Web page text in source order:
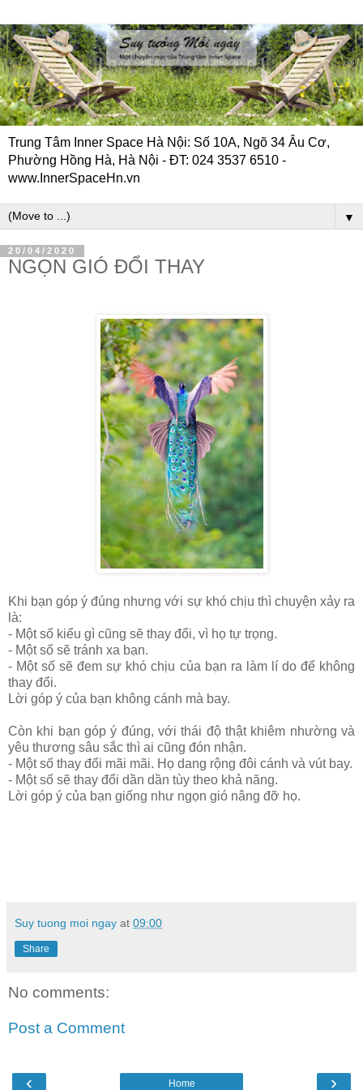
Trung Tâm Inner Space Hà Nội: Số 10A, Ngõ 34 Âu Cơ,
Phường Hồng Hà, Hà Nội - ĐT: 024 3537 6510 -
www.InnerSpaceHn.vn
▼
20/04/2020
NGỌN GIÓ ĐỔI THAY
Khi bạn góp ý đúng nhưng với sự khó chịu thì chuyện xảy ra
là:
- Một số kiểu gì cũng sẽ thay đổi, vì họ tự trọng.
- Một số sẽ tránh xa bạn.
- Một số sẽ đem sự khó chịu của bạn ra làm lí do để không
thay đổi.
Lời góp ý của bạn không cánh mà bay.
Còn khi bạn góp ý đúng, với thái độ thật khiêm nhường và
yêu thương sâu sắc thì ai cũng đón nhận.
- Một số thay đổi mãi mãi. Họ dang rộng đôi cánh và vút bay.
- Một số sẽ thay đổi dần dần tùy theo khả năng.
Lời góp ý của bạn giống như ngọn gió nâng đỡ họ.
Suy tuong moi ngay at 09:00
Share
No comments:
Post a Comment
‹ ›
Home